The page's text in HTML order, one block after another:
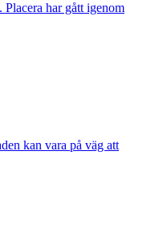
har gått igenom
kan vara på väg att